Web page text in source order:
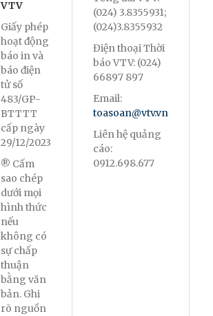
VTV
Giấy phép
hoạt động
báo in và
báo điện
tử số
483/GP-
BTTTT
cấp ngày
29/12/2023
® Cấm
sao chép
dưới mọi
hình thức
nếu
không có
sự chấp
thuận
bằng văn
bản. Ghi
rõ nguồn
(024) 3.8355931;
(024)3.8355932
Điện thoại Thời
báo VTV: (024)
66897 897
Email:
toasoan@vtv.vn
Liên hệ quảng
cáo:
0912.698.677